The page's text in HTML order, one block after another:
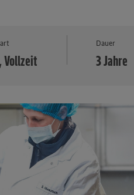
Vollzeit
Dauer
3 Jahre